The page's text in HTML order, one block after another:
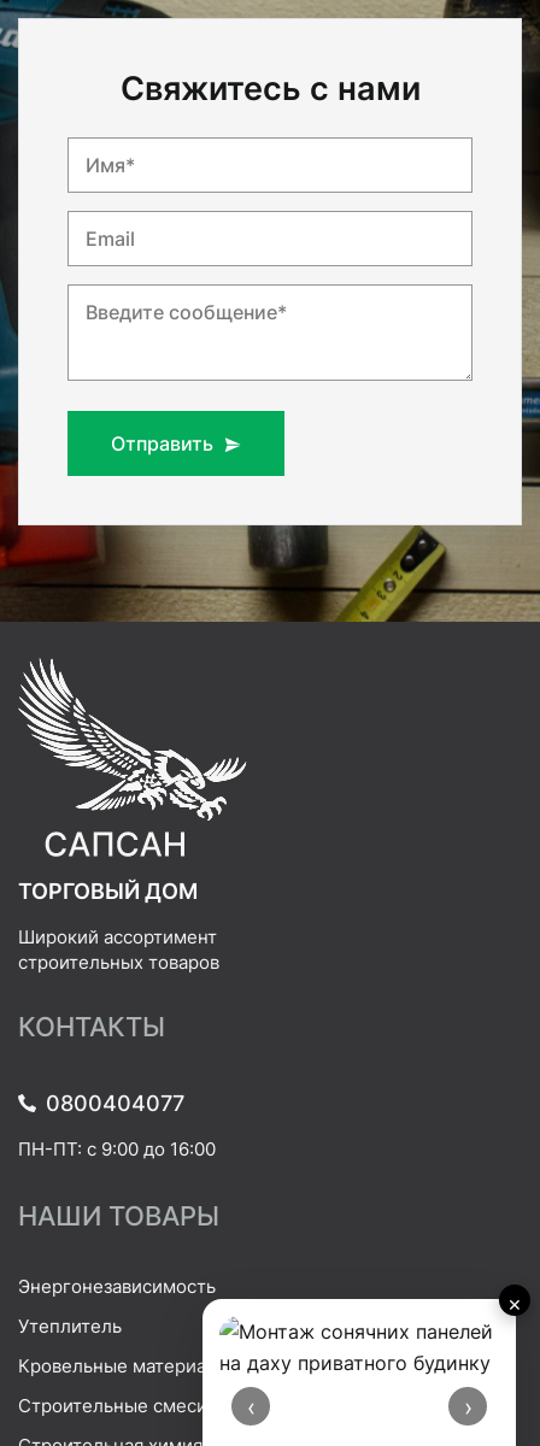
×
‹ ›
Свяжитесь с нами
Имя*
Email
Введите сообщение*
Отправить
ТОРГОВЫЙ ДОМ
Широкий ассортимент
строительных товаров
КОНТАКТЫ
0800404077
ПН-ПТ: с 9:00 до 16:00
НАШИ ТОВАРЫ
Энергонезависимость
Утеплитель
Кровельные материалы
Строительные смеси